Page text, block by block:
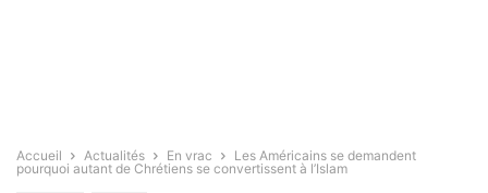
Accueil Actualités En vrac
Les Américains se demandent
pourquoi autant de Chrétiens se convertissent à l’Islam